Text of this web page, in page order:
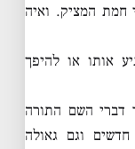
חמת המציק. ואיה
אותו או להיפך
דברי השם התורה
וגם גאולה